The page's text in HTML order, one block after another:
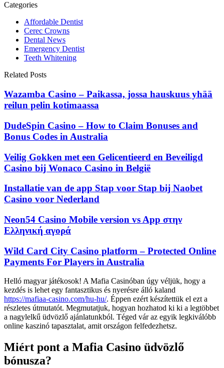
Categories
Affordable Dentist
Cerec Crowns
Dental News
Emergency Dentist
Teeth Whitening
Related Posts
Wazamba Casino – Paikassa, jossa hauskuus yhää
reilun pelin kotimaassa
DudeSpin Casino – How to Claim Bonuses and
Bonus Codes in Australia
Veilig Gokken met een Gelicentieerd en Beveiligd
Casino bij Wonaco Casino in België
Installatie van de app Stap voor Stap bij Naobet
Casino voor Nederland
Neon54 Casino Mobile version vs App στην
Ελληνική αγορά
Wild Card City Casino platform – Protected Online
Payments For Players in Australia
Helló magyar játékosok! A Mafia Casinóban úgy véljük, hogy a
kezdés is lehet egy fantasztikus és nyerésre álló kaland
https://mafiaa-casino.com/hu-hu/. Éppen ezért készítettük el ezt a
részletes útmutatót. Megmutatjuk, hogyan hozhatod ki ki a legtöbbet
a nagylelkű üdvözlő ajánlatunkból. Téged vár az egyik legkiválóbb
online kaszinó tapasztalat, amit országon felfedezhetsz.
Miért pont a Mafia Casino üdvözlő
bónusza?